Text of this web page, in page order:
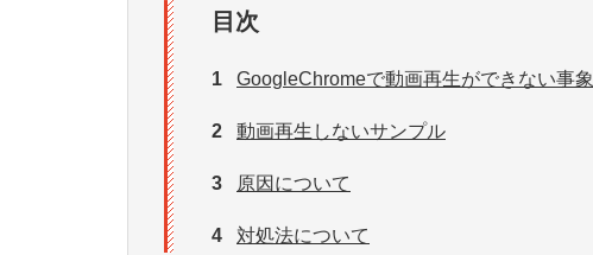
目次
1 GoogleChromeで動画再生ができない事象
2 動画再生しないサンプル
3 原因について
4 対処法について